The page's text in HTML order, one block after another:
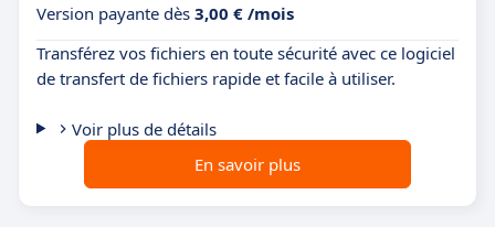
Version payante dès 3,00 € /mois
Transférez vos fichiers en toute sécurité avec ce logiciel
de transfert de fichiers rapide et facile à utiliser.
Voir plus de détails
En savoir plus